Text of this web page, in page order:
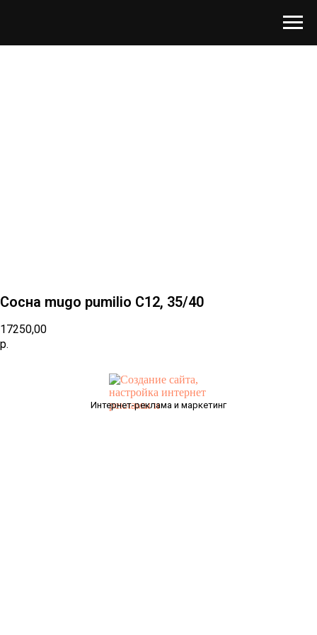
Сосна mugo pumilio С12, 35/40
17250,00
р.
Интернет-реклама и маркетинг